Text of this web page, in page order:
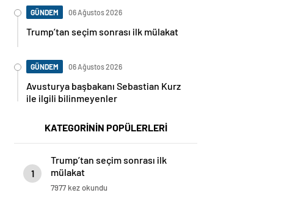
GÜNDEM 06 Ağustos 2026
Trump’tan seçim sonrası ilk mülakat
GÜNDEM 06 Ağustos 2026
Avusturya başbakanı Sebastian Kurz
ile ilgili bilinmeyenler
KATEGORİNİN POPÜLERLERİ
1
Trump’tan seçim sonrası ilk
mülakat
7977 kez okundu